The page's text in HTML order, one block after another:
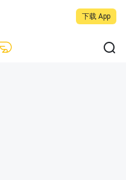
下载 App